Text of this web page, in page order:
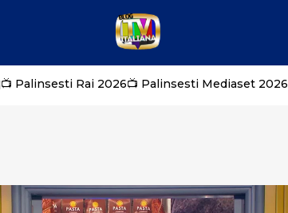
📺 Palinsesti Rai 2026📺 Palinsesti Mediaset 2026